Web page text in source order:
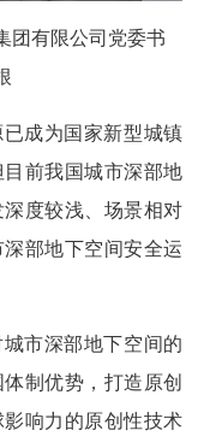
团有限公司党委书
成为国家新型城镇
前我国城市深部地
度较浅、场景相对
部地下空间安全运
市深部地下空间的
制优势，打造原创
响力的原创性技术